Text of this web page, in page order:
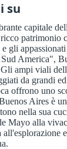
su
capitale
patrimonio
gli
America",
ampi viali
da grandi
offrono uno
Aires è
nella sua
Mayo alla